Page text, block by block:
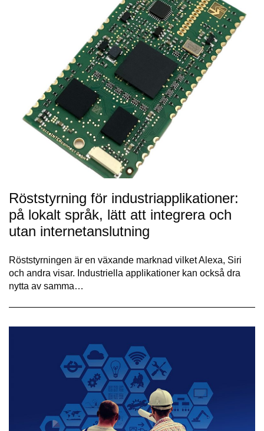
Röststyrning för industriapplikationer:
på lokalt språk, lätt att integrera och
utan internetanslutning
Röststyrningen är en växande marknad vilket Alexa, Siri
och andra visar. Industriella applikationer kan också dra
nytta av samma…